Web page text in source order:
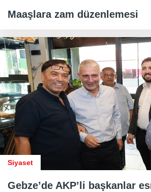
Maaşlara zam düzenlemesi
Siyaset
Gebze’de AKP’li başkanlar